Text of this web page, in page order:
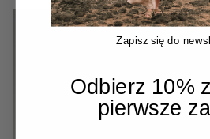
Zapisz się do
Odbierz 10%
pierwsze